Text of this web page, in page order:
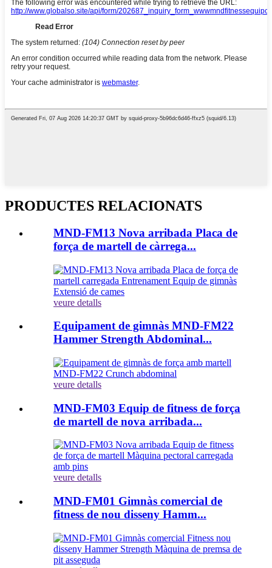
PRODUCTES RELACIONATS
MND-FM13 Nova arribada Placa de
força de martell de càrrega...
veure detalls
Equipament de gimnàs MND-FM22
Hammer Strength Abdominal...
veure detalls
MND-FM03 Equip de fitness de força
de martell de nova arribada...
veure detalls
MND-FM01 Gimnàs comercial de
fitness de nou disseny Hamm...